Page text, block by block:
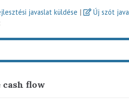
javaslat küldése | Új szót
flow